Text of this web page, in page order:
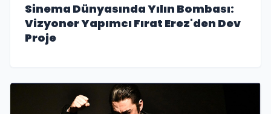
Sinema Dünyasında Yılın Bombası:
Vizyoner Yapımcı Fırat Erez'den Dev
Proje